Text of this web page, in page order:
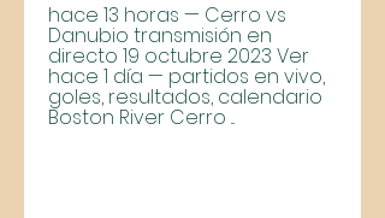
hace 13 horas — Cerro vs
Danubio transmisión en
directo 19 octubre 2023 Ver
hace 1 día — partidos en vivo,
goles, resultados, calendario
Boston River Cerro ...